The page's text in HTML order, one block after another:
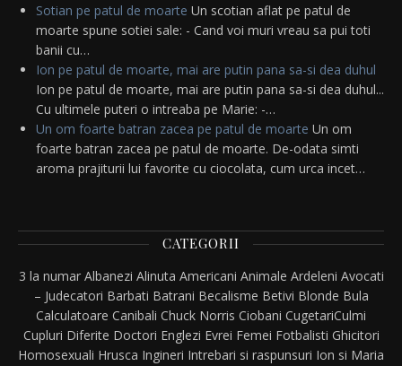
Sotian pe patul de moarte Un scotian aflat pe patul de
moarte spune sotiei sale: - Cand voi muri vreau sa pui toti
banii cu…
Ion pe patul de moarte, mai are putin pana sa-si dea duhul
Ion pe patul de moarte, mai are putin pana sa-si dea duhul...
Cu ultimele puteri o intreaba pe Marie: -…
Un om foarte batran zacea pe patul de moarte Un om
foarte batran zacea pe patul de moarte. De-odata simti
aroma prajiturii lui favorite cu ciocolata, cum urca incet…
CATEGORII
3 la numar Albanezi Alinuta Americani Animale Ardeleni Avocati
– Judecatori Barbati Batrani Becalisme Betivi Blonde Bula
Calculatoare Canibali Chuck Norris Ciobani CugetariCulmi
Cupluri Diferite Doctori Englezi Evrei Femei Fotbalisti Ghicitori
Homosexuali Hrusca Ingineri Intrebari si raspunsuri Ion si Maria